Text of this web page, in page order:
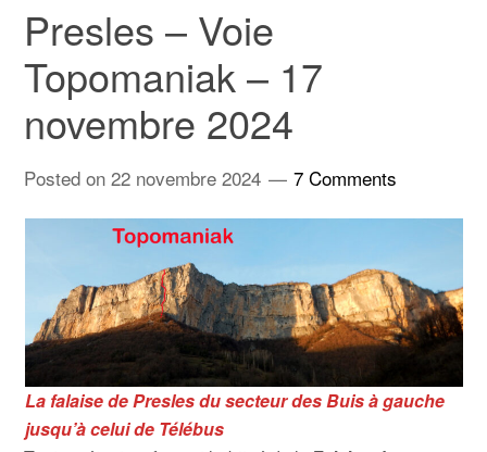
Presles – Voie
Topomaniak – 17
novembre 2024
Posted on22 novembre 2024 7 Comments
La falaise de Presles du secteur des Buis à gauche
jusqu’à celui de Télébus